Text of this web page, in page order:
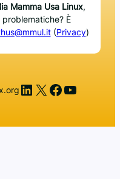
Mamma Usa Linux,
È
(Privacy)
LinkedIn
X Facebook